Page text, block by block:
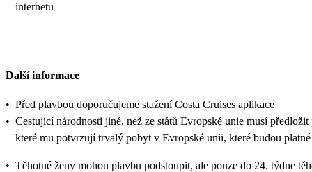
internetu
Další informace
• Před plavbou doporučujeme stažení Costa Cruises aplikace
• Cestující národnosti jiné, než ze států Evropské unie musí
které mu potvrzují trvalý pobyt v Evropské unii, které budou
• Těhotné ženy mohou plavbu podstoupit, ale pouze do 24. týdne